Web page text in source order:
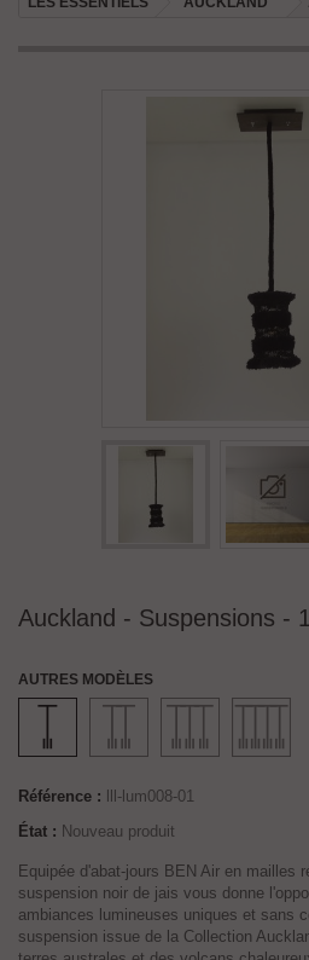
Auckland - Suspensions -
Référence :
lll-lum008-01
État : Nouveau produit
Equipée d'abat-jours BEN Air en mailles
suspension noir de jais vous donne
ambiances lumineuses uniques et sans
suspension issue de la Collection
AUTRES MODÈLES